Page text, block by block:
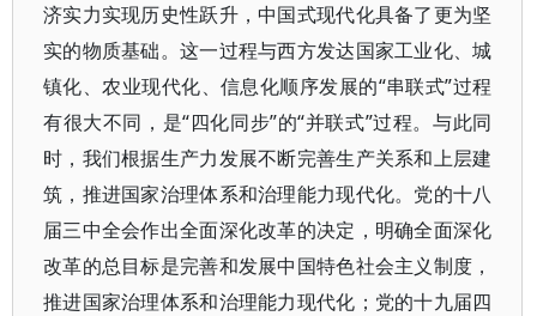
济实力实现历史性跃升，中国式现代化具备了更为坚
实的物质基础。这一过程与西方发达国家工业化、城
镇化、农业现代化、信息化顺序发展的“串联式”过程
有很大不同，是“四化同步”的“并联式”过程。与此同
时，我们根据生产力发展不断完善生产关系和上层建
筑，推进国家治理体系和治理能力现代化。党的十八
届三中全会作出全面深化改革的决定，明确全面深化
改革的总目标是完善和发展中国特色社会主义制度，
推进国家治理体系和治理能力现代化；党的十九届四